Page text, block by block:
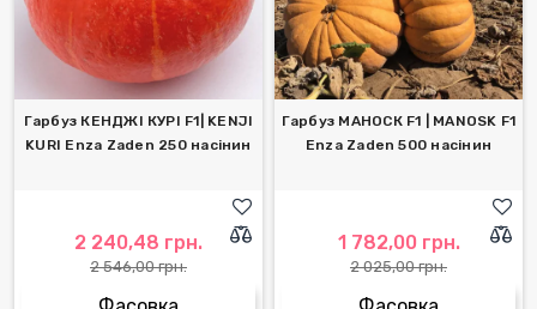
Гарбуз КЕНДЖІ КУРІ F1| KENJI
KURI Enza Zaden 250 насінин
2 240,48 грн.
2 546,00 грн.
Гарбуз МАНОСК F1 | MANOSK F1
Enza Zaden 500 насінин
1 782,00 грн.
2 025,00 грн.